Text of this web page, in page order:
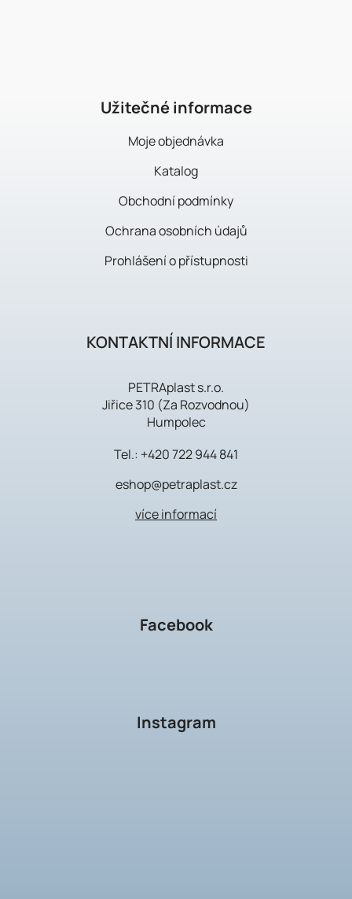
Užitečné informace
Moje objednávka
Katalog
Obchodní podmínky
Ochrana osobních údajů
Prohlášení o přístupnosti
KONTAKTNÍ INFORMACE
PETRAplast s.r.o.
Jiřice 310 (Za Rozvodnou)
Humpolec
Tel.: +420 722 944 841
eshop@petraplast.cz
více informací
Facebook
Instagram